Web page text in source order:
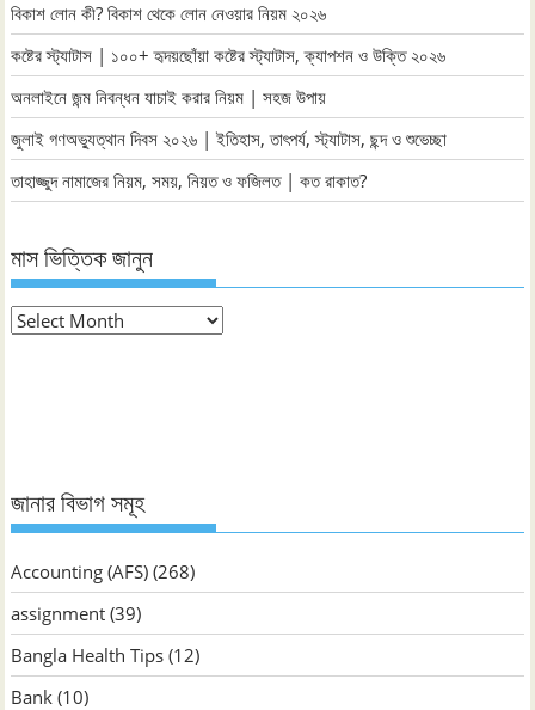
বিকাশ লোন কী? বিকাশ থেকে লোন নেওয়ার নিয়ম ২০২৬
কষ্টের স্ট্যাটাস | ১০০+ হৃদয়ছোঁয়া কষ্টের স্ট্যাটাস, ক্যাপশন ও উক্তি ২০২৬
অনলাইনে জন্ম নিবন্ধন যাচাই করার নিয়ম | সহজ উপায়
জুলাই গণঅভ্যুত্থান দিবস ২০২৬ | ইতিহাস, তাৎপর্য, স্ট্যাটাস, ছন্দ ও শুভেচ্ছা
তাহাজ্জুদ নামাজের নিয়ম, সময়, নিয়ত ও ফজিলত | কত রাকাত?
মাস ভিত্তিক জানুন
মাস
জানার বিভাগ সমূহ
Accounting (AFS) (268)
assignment (39)
Bangla Health Tips (12)
Bank (10)